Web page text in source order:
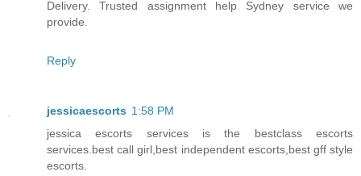
Delivery. Trusted assignment help Sydney service we
provide.
Reply
jessicaescorts 1:58 PM
jessica escorts services is the bestclass escorts
services.best call girl,best independent escorts,best gff style
escorts.